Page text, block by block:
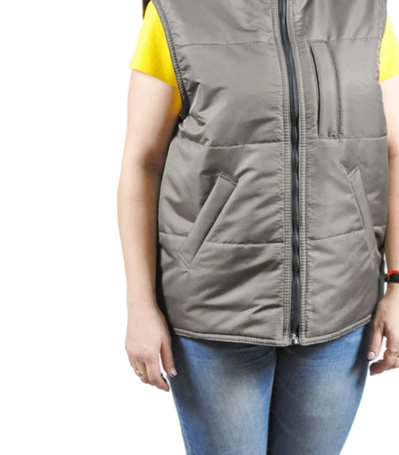
по индивидуальным размерам на заказ
Финансовые гарантия качества закреплены
Вопросы и ответы Оплата Доставка
Помогите другим пользователям с выбором - будьте
своим мнением об этом товаре
Брендирование изделий -
Услуги по вышивке логотипов на
Дизайн
Ответственно
заказу.